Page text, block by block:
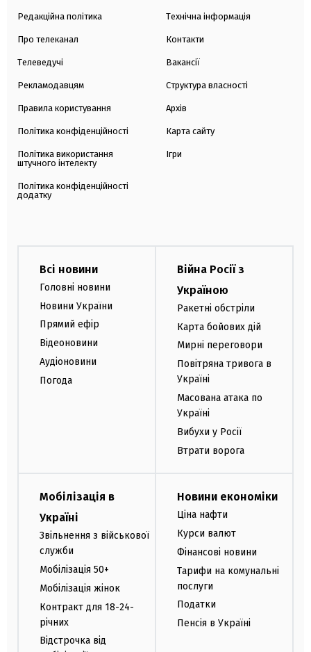
Редакційна політика
Про телеканал
Телеведучі
Рекламодавцям
Правила користування
Політика конфіденційності
Політика використання
штучного інтелекту
Політика конфіденційності
додатку
Технічна інформація
Контакти
Вакансії
Структура власності
Архів
Карта сайту
Ігри
Всі новини
Головні новини
Новини України
Прямий ефір
Відеоновини
Аудіоновини
Погода
Війна Росії з
Україною
Ракетні обстріли
Карта бойових дій
Мирні переговори
Повітряна тривога в
Україні
Масована атака по
Україні
Вибухи у Росії
Втрати ворога
Мобілізація в
Україні
Звільнення з військової
служби
Мобілізація 50+
Мобілізація жінок
Контракт для 18-24-
річних
Відстрочка від
Новини економіки
Ціна нафти
Курси валют
Фінансові новини
Тарифи на комунальні
послуги
Податки
Пенсія в Україні